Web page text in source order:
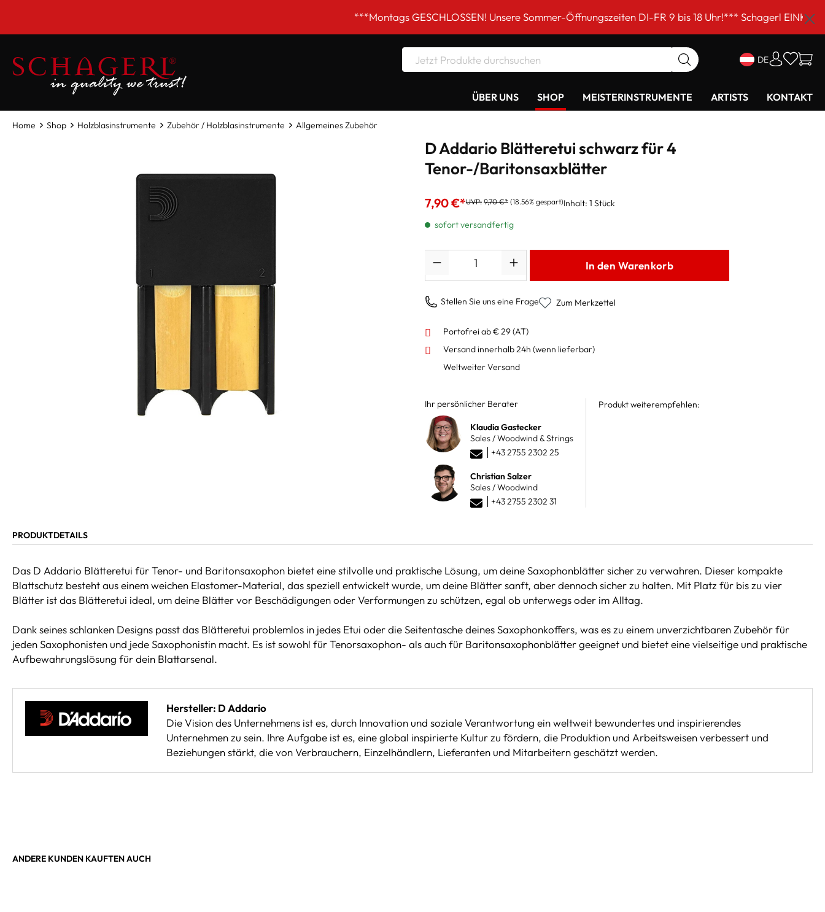
***Montags GESCHLOSSEN! Unsere Sommer-Öffnungszeiten DI-FR 9 bis 18 Uhr!*** Schagerl
DE
ÜBER UNS SHOP MEISTERINSTRUMENTE ARTISTS KONTAKT
Home Shop Holzblasinstrumente Zubehör / Holzblasinstrumente Allgemeines Zubehör
D Addario Blätteretui schwarz für 4
Tenor-/Baritonsaxblätter
7,90 €*UVP: 9,70 €* (18.56% gespart)Inhalt: 1 Stück
sofort versandfertig
In den Warenkorb
Stellen Sie uns eine Frage Zum Merkzettel
Portofrei ab € 29 (AT)
Versand innerhalb 24h (wenn lieferbar)
Weltweiter Versand
Ihr persönlicher Berater
Klaudia Gastecker
Sales / Woodwind & Strings
+43 2755 2302 25
Christian Salzer
Sales / Woodwind
+43 2755 2302 31
Produkt weiterempfehlen:
PRODUKTDETAILS
Das D Addario Blätteretui für Tenor- und Baritonsaxophon bietet eine stilvolle und praktische Lösung, um deine Saxophonblätter sicher zu verwahren. Dieser kompakte
Blattschutz besteht aus einem weichen Elastomer-Material, das speziell entwickelt wurde, um deine Blätter sanft, aber dennoch sicher zu halten. Mit Platz für bis zu vier
Blätter ist das Blätteretui ideal, um deine Blätter vor Beschädigungen oder Verformungen zu schützen, egal ob unterwegs oder im Alltag.
Dank seines schlanken Designs passt das Blätteretui problemlos in jedes Etui oder die Seitentasche deines Saxophonkoffers, was es zu einem unverzichtbaren Zubehör für
jeden Saxophonisten und jede Saxophonistin macht. Es ist sowohl für Tenorsaxophon- als auch für Baritonsaxophonblätter geeignet und bietet eine vielseitige und praktische
Aufbewahrungslösung für dein Blattarsenal.
Hersteller: D Addario
Die Vision des Unternehmens ist es, durch Innovation und soziale Verantwortung ein weltweit bewundertes und inspirierendes
Unternehmen zu sein. Ihre Aufgabe ist es, eine global inspirierte Kultur zu fördern, die Produktion und Arbeitsweisen verbessert und
Beziehungen stärkt, die von Verbrauchern, Einzelhändlern, Lieferanten und Mitarbeitern geschätzt werden.
ANDERE KUNDEN KAUFTEN AUCH